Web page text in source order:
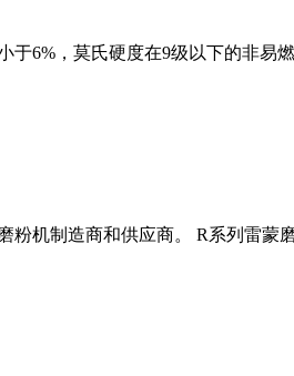
6%，莫氏硬度在9级以下的非易
机制造商和供应商。 R系列雷蒙